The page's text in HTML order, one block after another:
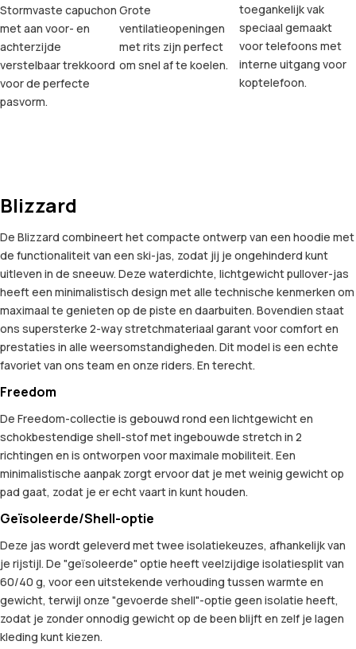
Stormvaste capuchon
met aan voor- en
achterzijde
verstelbaar trekkoord
voor de perfecte
pasvorm.
Grote
ventilatieopeningen
met rits zijn perfect
om snel af te koelen.
toegankelijk vak
speciaal gemaakt
voor telefoons met
interne uitgang voor
koptelefoon.
Blizzard
De Blizzard combineert het compacte ontwerp van een hoodie met
de functionaliteit van een ski-jas, zodat jij je ongehinderd kunt
uitleven in de sneeuw. Deze waterdichte, lichtgewicht pullover-jas
heeft een minimalistisch design met alle technische kenmerken om
maximaal te genieten op de piste en daarbuiten. Bovendien staat
ons supersterke 2-way stretchmateriaal garant voor comfort en
prestaties in alle weersomstandigheden. Dit model is een echte
favoriet van ons team en onze riders. En terecht.
Freedom
De Freedom-collectie is gebouwd rond een lichtgewicht en
schokbestendige shell-stof met ingebouwde stretch in 2
richtingen en is ontworpen voor maximale mobiliteit. Een
minimalistische aanpak zorgt ervoor dat je met weinig gewicht op
pad gaat, zodat je er echt vaart in kunt houden.
Geïsoleerde/Shell-optie
Deze jas wordt geleverd met twee isolatiekeuzes, afhankelijk van
je rijstijl. De "geïsoleerde" optie heeft veelzijdige isolatiesplit van
60/40 g, voor een uitstekende verhouding tussen warmte en
gewicht, terwijl onze "gevoerde shell"-optie geen isolatie heeft,
zodat je zonder onnodig gewicht op de been blijft en zelf je lagen
kleding kunt kiezen.